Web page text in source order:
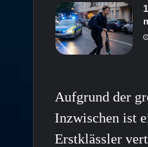
Aufgrund der
Inzwischen ist
Erstklässler